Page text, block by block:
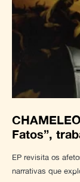
Fatos”,
EP revisita os
narrativas que